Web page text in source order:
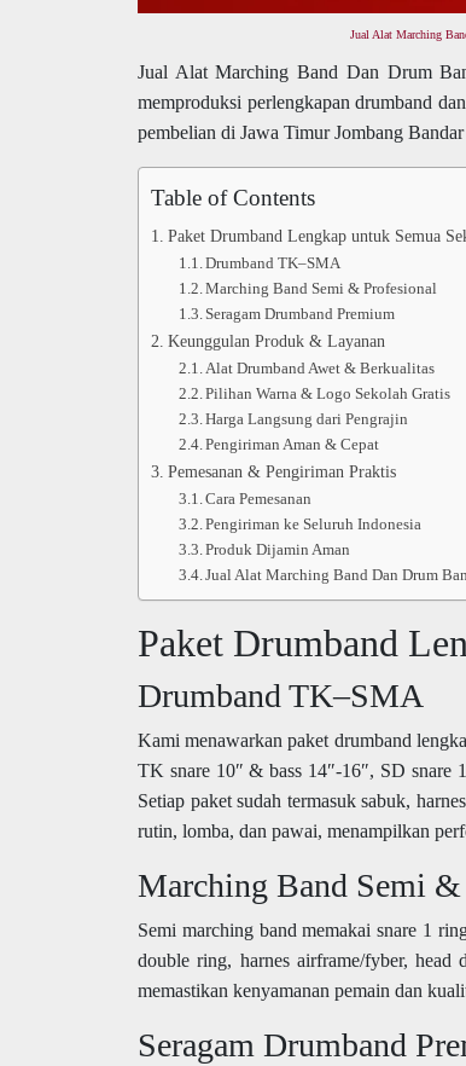
Jual Alat Marching
Jual Alat Marching Band Dan Drum
memproduksi perlengkapan drumband
pembelian di Jawa Timur Jombang
Table of Contents
Paket Drumband Lengkap untuk Semua
Drumband TK–SMA
Marching Band Semi & Profesional
Seragam Drumband Premium
Keunggulan Produk & Layanan
Alat Drumband Awet & Berkualitas
Pilihan Warna & Logo Sekolah Gratis
Harga Langsung dari Pengrajin
Pengiriman Aman & Cepat
Pemesanan & Pengiriman Praktis
Cara Pemesanan
Pengiriman ke Seluruh Indonesia
Produk Dijamin Aman
Jual Alat Marching Band Dan Drum
Paket Drumband
Drumband TK–SMA
Kami menawarkan paket drumband
TK snare 10″ & bass 14″-16″, SD snare
Setiap paket sudah termasuk sabuk,
rutin, lomba, dan pawai, menampilkan
Marching Band Semi
Semi marching band memakai snare 1
double ring, harnes airframe/fyber,
memastikan kenyamanan pemain dan
Seragam Drumband